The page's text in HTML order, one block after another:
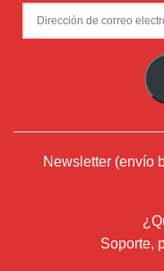
Dirección
de
Newsletter (envío
Soporte,